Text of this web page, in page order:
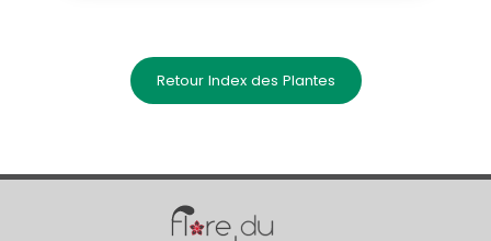
Retour Index des Plantes